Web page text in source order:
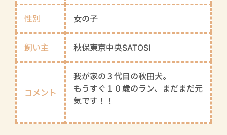
性別 女の子
飼い主 秋保東京中央SATOSI
コメント
我が家の３代目の秋田犬。
もうすぐ１０歳のラン、まだまだ元
気です！！